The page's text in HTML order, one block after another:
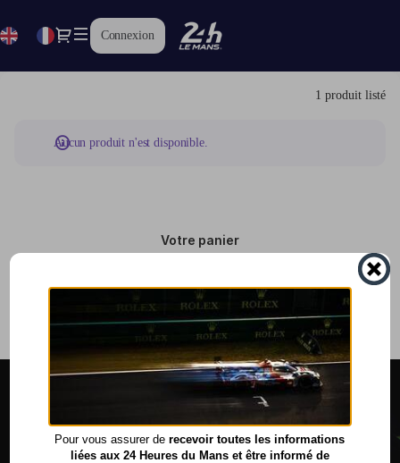
Langue
en Dialogue
Connexion
des
produits
-
1 produit listé
Aucun produit n'est disponible.
Votre panier
Informations générales
Pour vous assurer derecevoir toutes les informations
liées aux 24 Heures du Mans et être informé de